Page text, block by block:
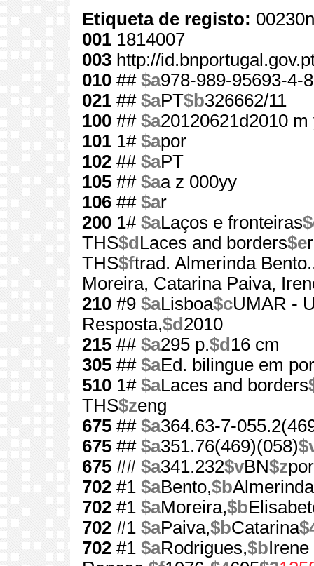
Etiqueta de registo:
001 1814007
003 http://
010 ## $a978-989-95693-4-8
021 ## $aPT$b326662/11
100 ## $a20120621d2010
101 1# $apor
102 ## $aPT
105 ## $aa z 000yy
106 ## $ar
200 1# $aLaços e fronteiras
THS$d Laces and borders$e
THS$ftrad. Almerinda
Moreira, Catarina Paiva,
210 #9 $aLisboa$cUMAR -
Resposta,$d 2010
215 ## $a295 p.$d 16 cm
305 ## $aEd. bilingue em
510 1# $aLaces and borders
THS$zeng
675 ## $a364.63-7-
675 ## $a351.76(469)(058)
675 ## $a341.232$vBN$zpor
702 #1 $aBento,$bAlmerinda
702 #1 $aMoreira,$b
702 #1 $aPaiva,$bCatarina
702 #1 $aRodrigues,$b